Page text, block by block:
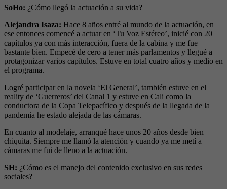
SoHo: ¿Cómo llegó la actuación a su vida?
Alejandra Isaza: Hace 8 años entré al mundo de la actuación, en
ese entonces comencé a actuar en ‘Tu Voz Estéreo’, inicié con 20
capítulos ya con más interacción, fuera de la cabina y me fue
bastante bien. Empecé de cero a tener más parlamentos y llegué a
protagonizar varios capítulos. Estuve en total cuatro años y medio en
el programa.
Logré participar en la novela ‘El General’, también estuve en el
reality de ‘Guerreros’ del Canal 1 y estuve en Cali como la
conductora de la Copa Telepacífico y después de la llegada de la
pandemia he estado alejada de las cámaras.
En cuanto al modelaje, arranqué hace unos 20 años desde bien
chiquita. Siempre me llamó la atención y cuando ya me metí a
cámaras me fui de lleno a la actuación.
SH: ¿Cómo es el manejo del contenido exclusivo en sus redes
sociales?